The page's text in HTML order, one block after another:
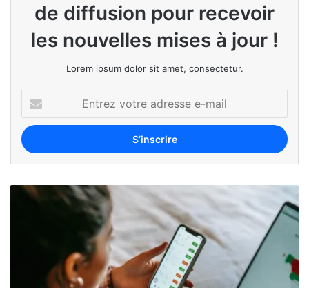
de diffusion pour recevoir
les nouvelles mises à jour !
Lorem ipsum dolor sit amet, consectetur.